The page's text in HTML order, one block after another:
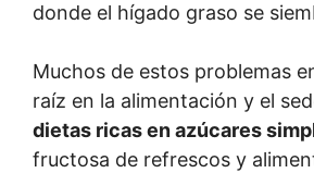
donde el hígado graso se
Muchos de estos problemas
raíz en la alimentación y el
dietas ricas en azúcares
fructosa de refrescos y